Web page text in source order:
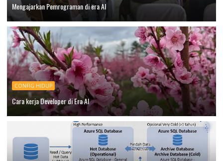
Mengajarkan Pemrograman di era AI
CONFIG HIDUP
Cara kerja Developer di Era AI